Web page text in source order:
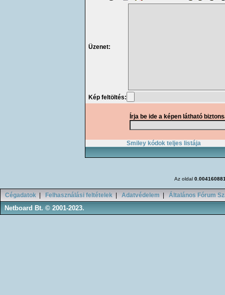
Üzenet:
Kép feltöltés:
Írja be ide a képen látható
Smiley kódok teljes listája
Az oldal
Cégadatok Felhasználási feltételek Adatvédelem Általános Fórum
Netboard Bt. © 2001-2023.